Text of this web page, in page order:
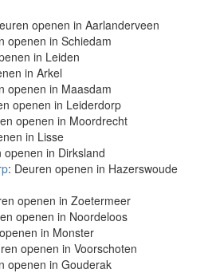
openen in Aarlanderveen
openen in Schiedam
in Leiden
in Arkel
openen in Maasdam
openen in Leiderdorp
openen in Moordrecht
in Lisse
openen in Dirksland
: Deuren openen in Hazerswoude
openen in Zoetermeer
openen in Noordeloos
in Monster
openen in Voorschoten
openen in Gouderak